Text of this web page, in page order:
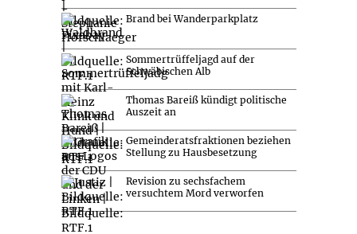
Brand bei Wanderparkplatz
Sommertrüffeljagd auf der
Schwäbischen Alb
Thomas Bareiß kündigt politische
Auszeit an
Gemeinderatsfraktionen beziehen
Stellung zu Hausbesetzung
Revision zu sechsfachem
versuchtem Mord verworfen